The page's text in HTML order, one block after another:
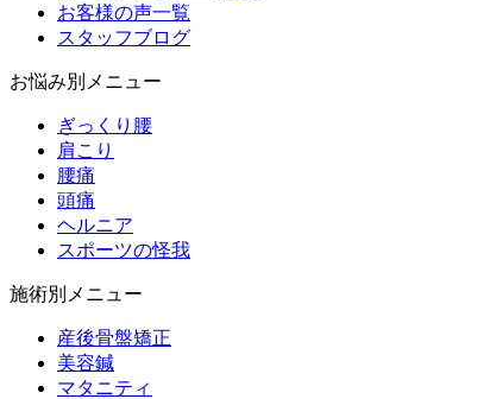
お客様の声一覧
スタッフブログ
お悩み別メニュー
ぎっくり腰
肩こり
腰痛
頭痛
ヘルニア
スポーツの怪我
施術別メニュー
産後骨盤矯正
美容鍼
マタニティ